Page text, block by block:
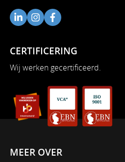
CERTIFICERING
Wij werken gecertificeerd.
MEER OVER